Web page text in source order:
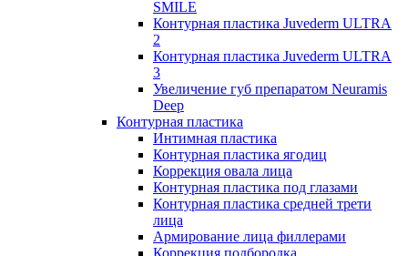
SMILE
Контурная пластика Juvederm ULTRA
2
Контурная пластика Juvederm ULTRA
3
Увеличение губ препаратом Neuramis
Deep
Контурная пластика
Интимная пластика
Контурная пластика ягодиц
Коррекция овала лица
Контурная пластика под глазами
Контурная пластика средней трети
лица
Армирование лица филлерами
Коррекция подбородка